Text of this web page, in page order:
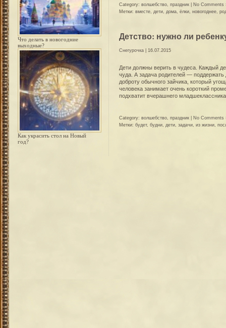
Что делать в новогодние
выходные?
Как украсить стол на Новый
год?
Category: волшебство, праздник
No Comments
Метки: вместе, дети, дома, ёлки, новогоднее,
Детство: нужно ли
Снегурочка | 16.07.2015
Дети должны верить в чудеса. Каждый
чуда. А задача родителей —
доброту обычного зайчика, который
человека занимает очень короткий
подхватит вчерашнего
Category: волшебство, праздник
No Comments
Метки: будет, будни, дети, задачи, из жизни,